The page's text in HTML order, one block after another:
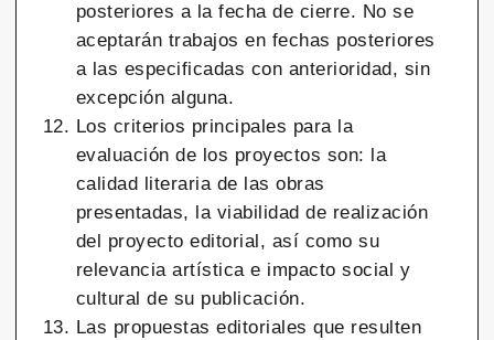
posteriores a la fecha de cierre. No se
aceptarán trabajos en fechas posteriores
a las especificadas con anterioridad, sin
excepción alguna.
Los criterios principales para la
evaluación de los proyectos son: la
calidad literaria de las obras
presentadas, la viabilidad de realización
del proyecto editorial, así como su
relevancia artística e impacto social y
cultural de su publicación.
Las propuestas editoriales que resulten